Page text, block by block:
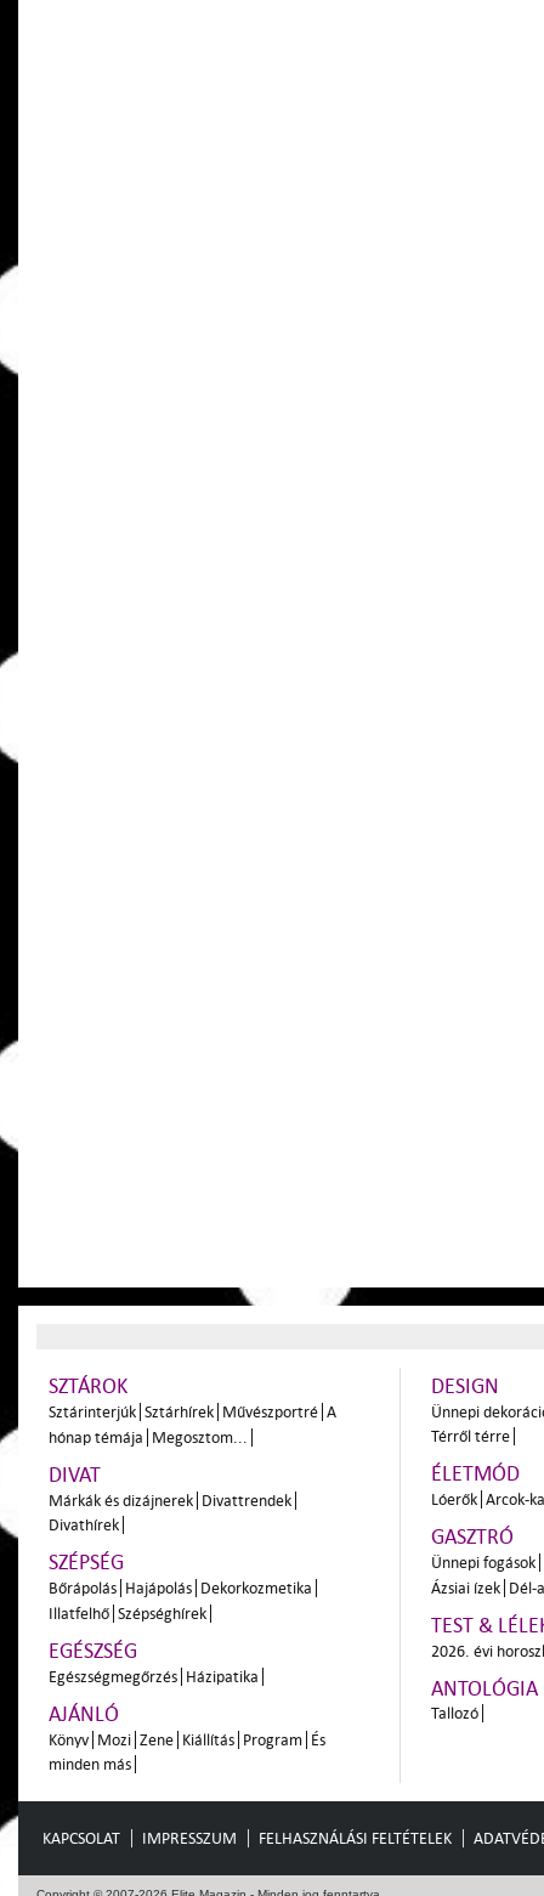
SZTÁROK
Sztárinterjúk Sztárhírek Művészportré A
hónap témája Megosztom...
DIVAT
Márkák és dizájnerek Divattrendek
Divathírek
SZÉPSÉG
Bőrápolás Hajápolás Dekorkozmetika
Illatfelhő Szépséghírek
EGÉSZSÉG
Egészségmegőrzés Házipatika
AJÁNLÓ
Könyv Mozi Zene Kiállítás Program És
minden más
DESIGN
Ünnepi
Térről térre
ÉLETMÓD
Lóerők Arcok-
GASZTRÓ
Ünnepi fogások
Ázsiai ízek Dél-
TEST &
2026. évi
ANTOLÓGIA
Tallozó
KAPCSOLAT IMPRESSZUM FELHASZNÁLÁSI FELTÉTELEK